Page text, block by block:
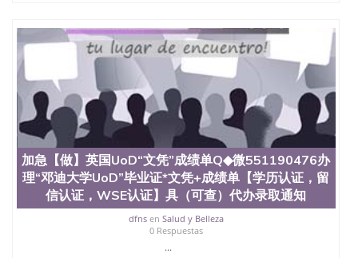
State University）圣何塞州立大学学历（ San Jose
State University）圣何塞州立大学学历（San Jose
State University）圣何塞州立大学学历（San Jose
State University）圣 塞州立大学学历（San Jose
State University）圣何塞州立大学（San Jose State
University）圣何塞州立大学（San Jose State
University）圣何塞州立大学（San Jose State
University）圣何塞州立大学（San Jose State
University）圣何塞州立大学学位证（San Jose State
University）圣何塞州立大学学位证（San Jose State
University）圣何塞州立大学学位证（San Jose State
University）圣何塞州立大学（San Jose State
University）圣何塞州立大学（San Jose State
University）圣何塞州立大学（San Jose State
University）圣何塞州立大学（San Jose State
加急【做】英国UoD“文凭”成绩单Q◆微551190476办
理“邓迪大学UoD”毕业证*文凭+成绩单【学历认证，留
信认证，WSE认证】具（可查）代办录取通知
dfnsen Salud y Belleza
0 Respuestas
...